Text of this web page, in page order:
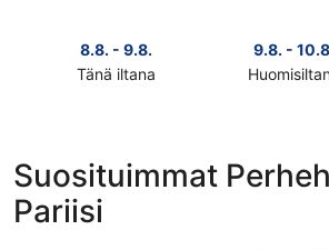
8.8. - 9.8.
Tänä iltana
hinnat
täksi
illaksi
eli
9.8. -
hinnat
Suosituimmat
Pariisi